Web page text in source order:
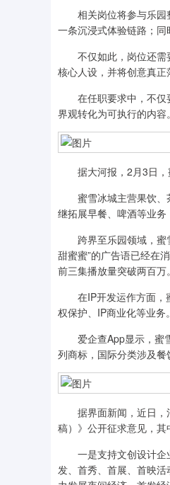
相关岗位将参与乐园整
一条沉浸式体验链路；同
不仅如此，岗位还需要
核心人设，并将创意真正
在任职要求中，不仅
界观转化为可执行的内容。
据大河报，2月3日，
蜜雪冰城主营果饮、茶
继拓展早餐、啤酒等业
跨界至乐园领域，蜜雪
甜蜜蜜”的广告语已经在
前三集播放量突破两百万。
在IP开发运作方面，蜜
权保护、IP商业化等业务。
爱企查App显示，蜜雪
列商标，国际分类涉及餐
据界面新闻，近日，
稿）》公开征求意见，其
一是支持文创设计企
发、首秀、首展、首映